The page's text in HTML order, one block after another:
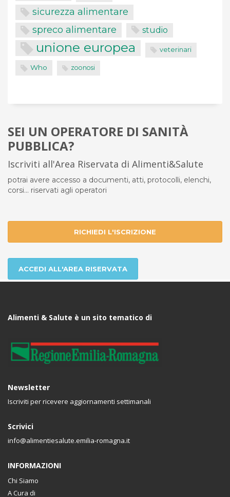
sicurezza alimentare
spreco alimentare studio
unione europea veterinari
Who zoonosi
SEI UN OPERATORE DI SANITÀ
PUBBLICA?
Iscriviti all'Area Riservata di Alimenti&Salute
potrai avere accesso a documenti, atti, protocolli, elenchi,
corsi... riservati agli operatori
RICHIEDI L'ISCRIZIONE
ACCEDI ALL'AREA RISERVATA
Alimenti & Salute è un sito tematico di
Newsletter
Iscriviti per ricevere aggiornamenti settimanali
Scrivici
info@alimentiesalute.emilia-romagna.it
INFORMAZIONI
Chi Siamo
A Cura di